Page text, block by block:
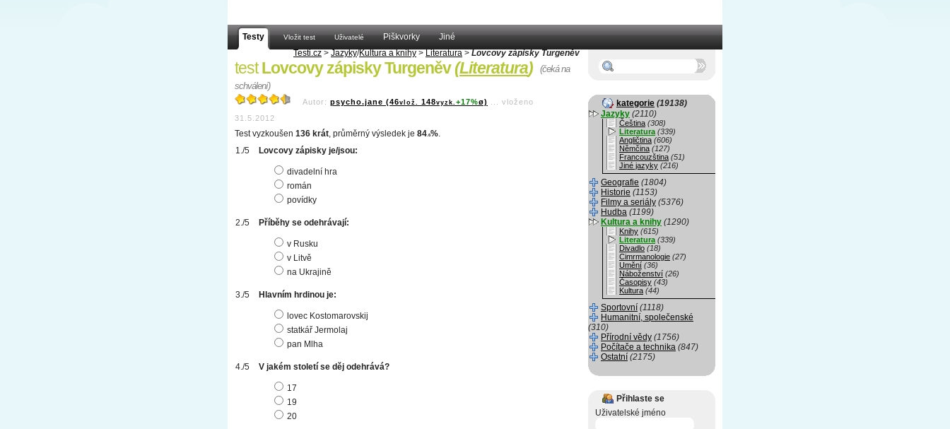
Testy Vložit test Uživatelé Piškvorky
Jiné
Testi.cz > Jazyky/Kultura a knihy > Literatura > Lovcovy zápisky Turgeněv
testLovcovy zápisky Turgeněv(Literatura)
(čeká na
schválení)
Autor: psycho.jane (46vlož. 148vyzk. +17%ø)
vloženo
31.5.2012
Test vyzkoušen 136 krát, průměrný výsledek je 84 .6%.
Lovcovy zápisky je/jsou:
divadelní hra
román
povídky
Příběhy se odehrávají:
v Rusku
v Litvě
na Ukrajině
Hlavním hrdinou je:
lovec Kostomarovskij
statkář Jermolaj
pan Mlha
V jakém století se děj odehrává?
17
19
20
kategorie (19138)
Jazyky (2110)
Čeština (308)
Literatura (339)
Angličtina (606)
Němčina (127)
Francouzština (51)
Jiné jazyky (216)
Geografie (1804)
Historie (1153)
Filmy a seriály (5376)
Hudba (1199)
Kultura a knihy (1290)
Knihy (615)
Literatura (339)
Divadlo (18)
Cimrmanologie (27)
Umění (36)
Náboženství (26)
Časopisy (43)
Kultura (44)
Sportovní (1118)
Humanitní, společenské
(310)
Přírodní vědy (1756)
Počítače a technika (847)
Ostatní (2175)
Přihlaste se
Uživatelské jméno